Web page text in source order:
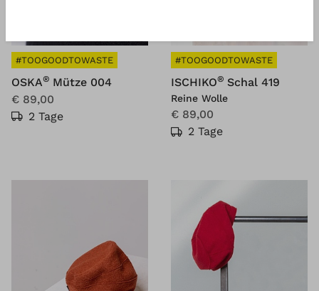
#TOOGOODTOWASTE
OSKA® Mütze 004
€ 89,00
2 Tage
#TOOGOODTOWASTE
ISCHIKO® Schal 419
Reine Wolle
€ 89,00
2 Tage